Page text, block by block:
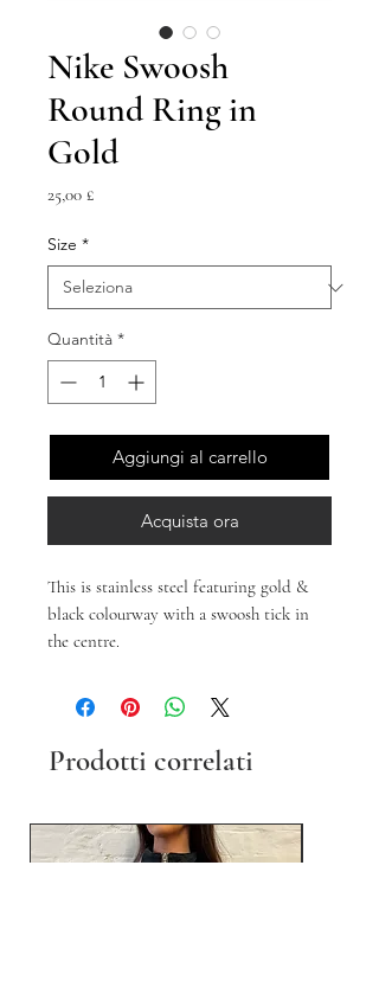
Nike Swoosh
Round Ring in
Gold
25,00 £Prezzo
Size *
Quantità *
Aggiungi al carrello
Acquista ora
This is stainless steel featuring gold &
black colourway with a swoosh tick in
the centre.
Prodotti correlati